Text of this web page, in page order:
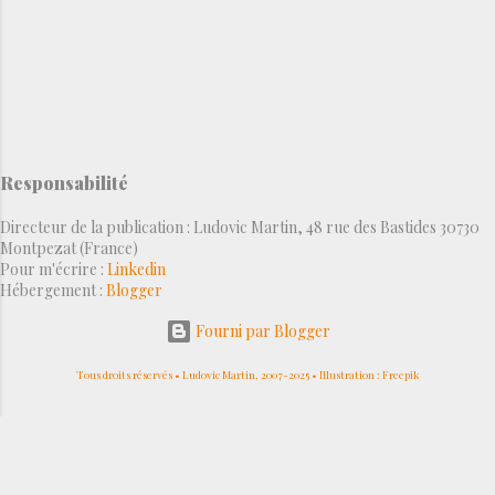
Responsabilité
Directeur de la publication : Ludovic Martin, 48 rue des Bastides 30730
Montpezat (France)
Pour m'écrire : Linkedin
Hébergement : Blogger
Fourni par Blogger
Tous droits réservés • Ludovic Martin, 2007-2025 • Illustration : Freepik